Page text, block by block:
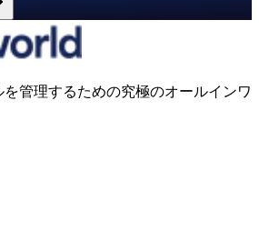
管理するための究極のオールインワ